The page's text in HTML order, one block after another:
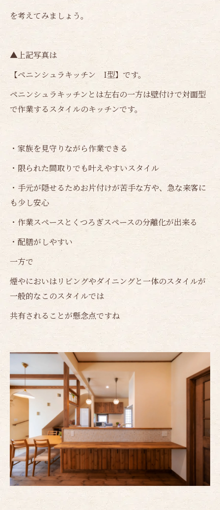
を考えてみましょう。
▲上記写真は
【ペニンシュラキッチン I型】です。
ペニンシュラキッチンとは左右の一方は壁付けで対面型
で作業するスタイルのキッチンです。
・家族を見守りながら作業できる
・限られた間取りでも叶えやすいスタイル
・手元が隠せるためお片付けが苦手な方や、急な来客に
も少し安心
・作業スペースとくつろぎスペースの分離化が出来る
・配膳がしやすい
一方で
煙やにおいはリビングやダイニングと一体のスタイルが
一般的なこのスタイルでは
共有されることが懸念点ですね